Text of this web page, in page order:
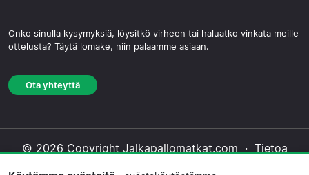
Onko sinulla kysymyksiä, löysitkö virheen tai haluatko vinkata meille
ottelusta? Täytä lomake, niin palaamme asiaan.
Ota yhteyttä
© 2026 Copyright Jalkapallomatkat.com · Tietoa